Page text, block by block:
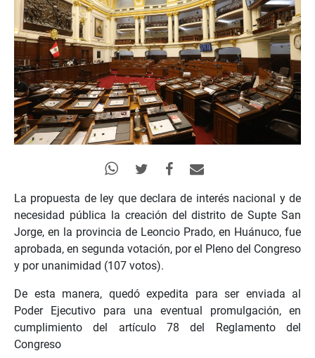
La propuesta de ley que declara de interés nacional y de
necesidad pública la creación del distrito de Supte San
Jorge, en la provincia de Leoncio Prado, en Huánuco, fue
aprobada, en segunda votación, por el Pleno del Congreso
y por unanimidad (107 votos).
De esta manera, quedó expedita para ser enviada al
Poder Ejecutivo para una eventual promulgación, en
cumplimiento del artículo 78 del Reglamento del
Congreso